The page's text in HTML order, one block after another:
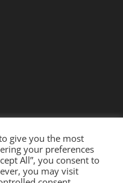
give you the most
your preferences
All”, you consent to
you may visit